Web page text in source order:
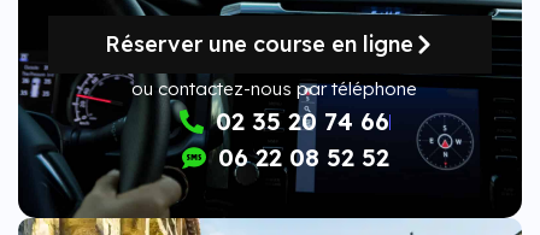
Réserver une course en ligne
ou contactez-nous par téléphone
02 35 20 74 66
06 22 08 52 52